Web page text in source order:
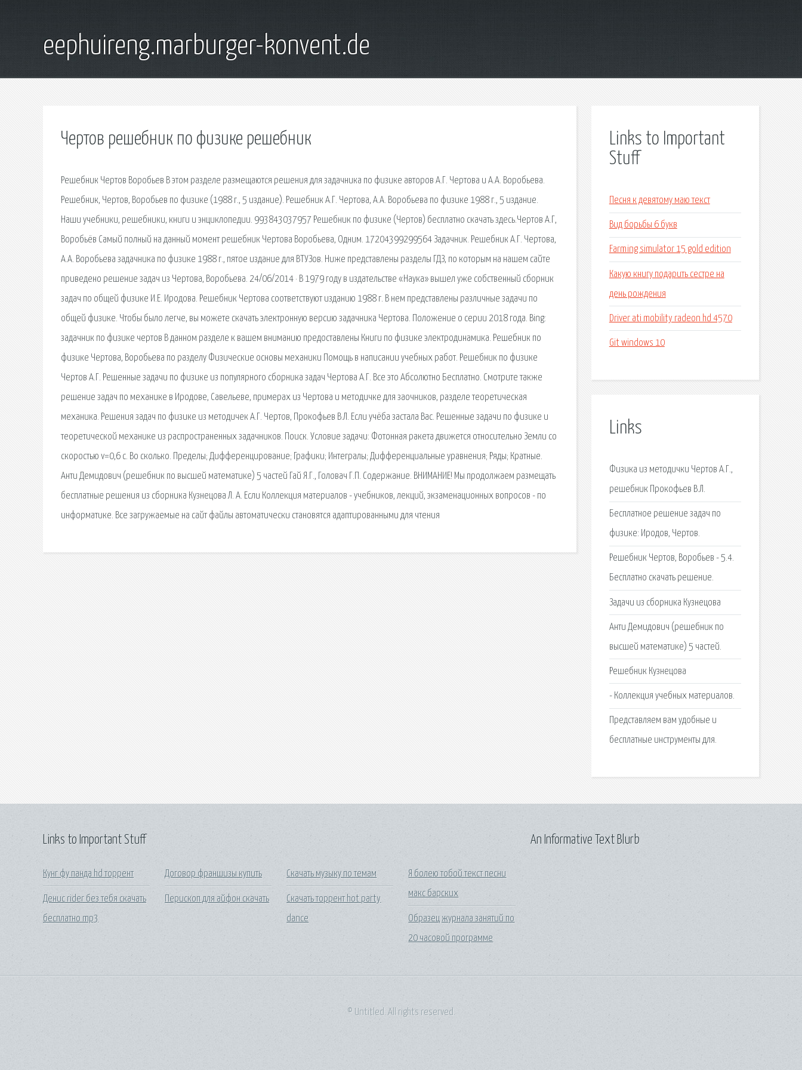
eephuireng.marburger-konvent.de
Чертов решебник по физике решебник
Решебник Чертов Воробьев В этом разделе размещаются решения для задачника по физике авторов А.Г. Чертова и А.А. Воробьева.
Решебник, Чертов, Воробьев по физике (1988 г., 5 издание). Решебник А.Г. Чертова, А.А. Воробьева по физике 1988 г., 5 издание.
Наши учебники, решебники, книги и энциклопедии. 993843037957 Решебник по физике (Чертов) бесплатно скачать здесь.Чертов А.Г,
Воробьёв Самый полный на данный момент решебник Чертова Воробьева, Одним. 17204399299564 Задачник. Решебник А.Г. Чертова,
А.А. Воробьева задачника по физике 1988 г., пятое издание для ВТУЗов. Ниже представлены разделы ГДЗ, по которым на нашем сайте
приведено решение задач из Чертова, Воробьева. 24/06/2014 · В 1979 году в издательстве «Наука» вышел уже собственный сборник
задач по общей физике И.Е. Иродова. Решебник Чертова соответствуют изданию 1988 г. В нем представлены различные задачи по
общей физике. Чтобы было легче, вы можете скачать электронную версию задачника Чертова. Положение о серии 2018 года. Bing:
задачник по физике чертов В данном разделе к вашем вниманию предоставлены Книги по физике электродинамика. Решебник по
физике Чертова, Воробьева по разделу Физические основы механики Помощь в написании учебных работ. Решебник по физике
Чертов А.Г. Решенные задачи по физике из популярного сборника задач Чертова А.Г. Все это Абсолютно Бесплатно. Смотрите также
решение задач по механике в Иродове, Савельеве, примерах из Чертова и методичке для заочников, разделе теоретическая
механика. Решения задач по физике из методичек А.Г. Чертов, Прокофьев В.Л. Если учёба застала Вас. Решенные задачи по физике и
теоретической механике из распространенных задачников. Поиск. Условие задачи: Фотонная ракета движется относительно Земли со
скоростью v=0,6 c. Во сколько. Пределы; Дифференцирование; Графики; Интегралы; Дифференциальные уравнения; Ряды; Кратные.
Анти Демидович (решебник по высшей математике) 5 частей Гай Я.Г., Головач Г.П. Содержание. ВНИМАНИЕ! Мы продолжаем размещать
бесплатные решения из сборника Кузнецова Л. А. Если Коллекция материалов - учебников, лекций, экзаменационных вопросов - по
информатике. Все загружаемые на сайт файлы автоматически становятся адаптированными для чтения
Links to Important
Stuff
Песня к девятому маю текст
Вид борьбы 6 букв
Farming simulator 15 gold edition
Какую книгу подарить сестре на
день рождения
Driver ati mobility radeon hd 4570
Git windows 10
Links
Физика из методички Чертов А.Г.,
решебник Прокофьев В.Л.
Бесплатное решение задач по
физике: Иродов, Чертов.
Решебник Чертов, Воробьев - 5.4.
Бесплатно скачать решение.
Задачи из сборника Кузнецова
Анти Демидович (решебник по
высшей математике) 5 частей.
Решебник Кузнецова
- Коллекция учебных материалов.
Представляем вам удобные и
бесплатные инструменты для.
Links to Important Stuff
Кунг фу панда hd торрент
Денис rider без тебя скачать
бесплатно mp3
Договор франшизы купить
Перископ для айфон скачать
Скачать музыку по темам
Скачать торрент hot party
dance
Я болею тобой текст песни
макс барских
Образец журнала занятий по
20 часовой программе
An Informative Text Blurb
© Untitled. All rights reserved.